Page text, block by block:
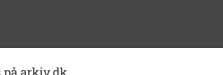
på arkiv.dk